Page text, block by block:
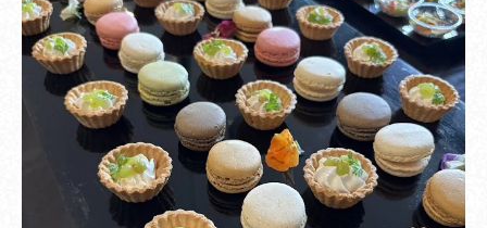
テキストテキストテキストテキスト テキストテ
キスト テキストテキストテキストテキスト テキ
ストテキストテキスト